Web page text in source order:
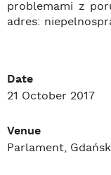
problemami z
adres:
Date
21 October 2017
Venue
Parlament, Gdańsk